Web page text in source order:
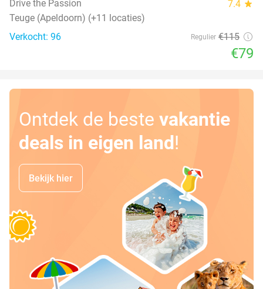
Drive the Passion 7.4 star
Teuge (Apeldoorn) (+11 locaties)
Verkocht: 96
Regulier €115
€79
Ontdek de beste vakantie
deals in eigen land!
Bekijk hier